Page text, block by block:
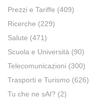
Prezzi e Tariffe (409)
Ricerche (229)
Salute (471)
Scuola e Università (90)
Telecomunicazioni (300)
Trasporti e Turismo (626)
Tu che ne sAI? (2)